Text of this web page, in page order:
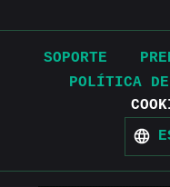
SOPORTE
POLÍTICA